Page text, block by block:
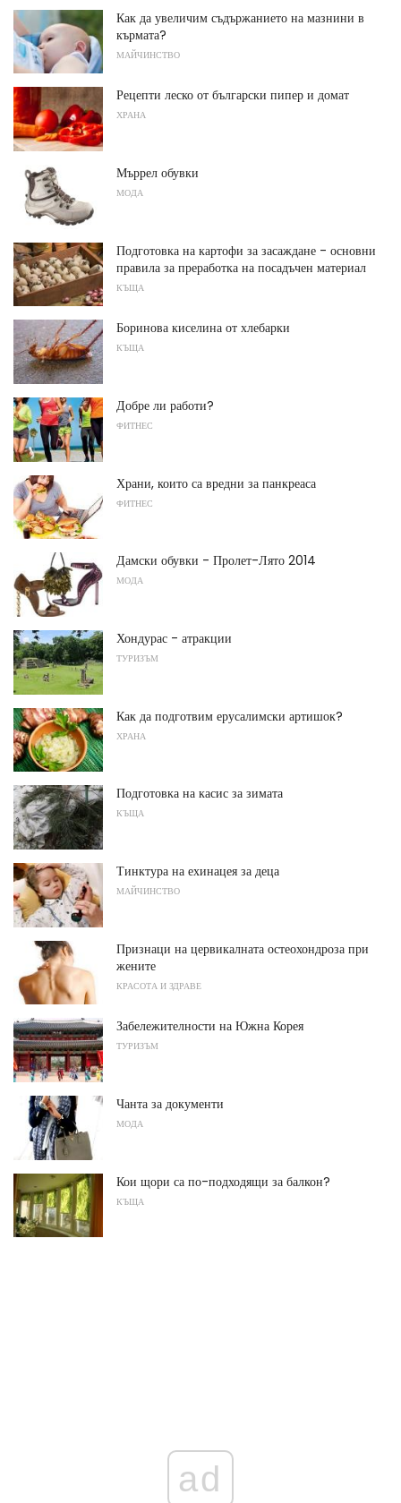
Как да увеличим съдържанието на мазнини в
кърмата?
МАЙЧИНСТВО
Рецепти леско от български пипер и домат
ХРАНА
Мъррел обувки
МОДА
Подготовка на картофи за засаждане - основни
правила за преработка на посадъчен материал
КЪЩА
Боринова киселина от хлебарки
КЪЩА
Добре ли работи?
ФИТНЕС
Храни, които са вредни за панкреаса
ФИТНЕС
Дамски обувки - Пролет-Лято 2014
МОДА
Хондурас - атракции
ТУРИЗЪМ
Как да подготвим ерусалимски артишок?
ХРАНА
Подготовка на касис за зимата
КЪЩА
Тинктура на ехинацея за деца
МАЙЧИНСТВО
Признаци на цервикалната остеохондроза при
жените
КРАСОТА И ЗДРАВЕ
Забележителности на Южна Корея
ТУРИЗЪМ
Чанта за документи
МОДА
Кои щори са по-подходящи за балкон?
КЪЩА
ad